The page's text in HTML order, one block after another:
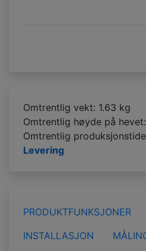
Omtrentlig vekt: 1.63 kg
Omtrentlig høyde på hevet:
Omtrentlig
Levering
PRODUKTFUNKSJONER
INSTALLASJON